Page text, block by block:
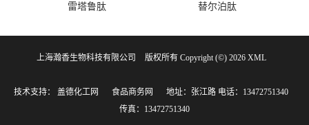
雷塔鲁肽 替尔泊肽
上海瀚香生物科技有限公司 版权所有 Copyright (©) 2026 XML
技术支持： 盖德化工网 食品商务网 地址：张江路 电话：13472751340
传真：13472751340